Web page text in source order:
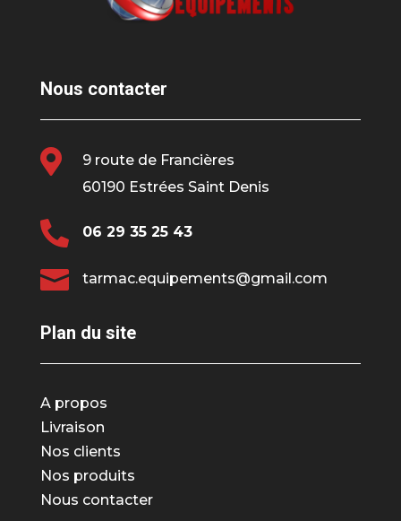
Nous contacter

9 route de Francières
60190 Estrées Saint Denis
 06 29 35 25 43
 tarmac.equipements@gmail.com
Plan du site
A propos
Livraison
Nos clients
Nos produits
Nous contacter